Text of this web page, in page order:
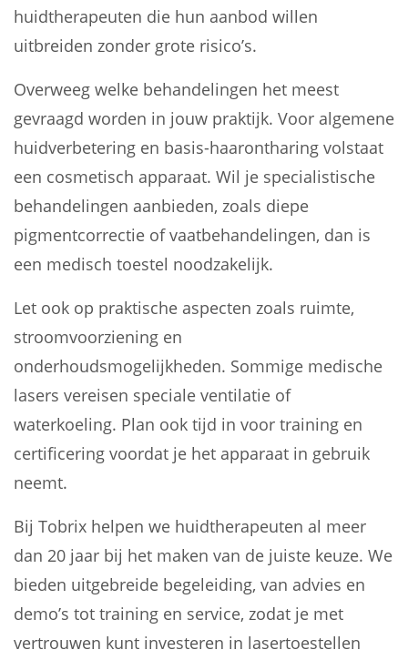
huidtherapeuten die hun aanbod willen
uitbreiden zonder grote risico’s.
Overweeg welke behandelingen het meest
gevraagd worden in jouw praktijk. Voor algemene
huidverbetering en basis-haarontharing volstaat
een cosmetisch apparaat. Wil je specialistische
behandelingen aanbieden, zoals diepe
pigmentcorrectie of vaatbehandelingen, dan is
een medisch toestel noodzakelijk.
Let ook op praktische aspecten zoals ruimte,
stroomvoorziening en
onderhoudsmogelijkheden. Sommige medische
lasers vereisen speciale ventilatie of
waterkoeling. Plan ook tijd in voor training en
certificering voordat je het apparaat in gebruik
neemt.
Bij Tobrix helpen we huidtherapeuten al meer
dan 20 jaar bij het maken van de juiste keuze. We
bieden uitgebreide begeleiding, van advies en
demo’s tot training en service, zodat je met
vertrouwen kunt investeren in lasertoestellen